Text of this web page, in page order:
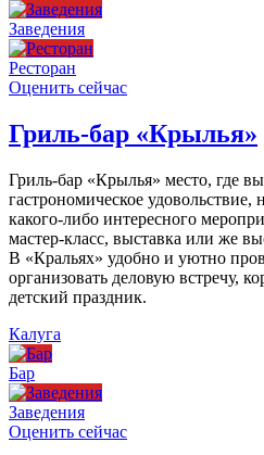
Заведения
Ресторан
Оценить сейчас
Гриль-бар «Крылья»
Гриль-бар «Крылья» место, где
гастрономическое удовольствие,
какого-либо интересного
мастер-класс, выставка или же
В «Кральях» удобно и уютно
организовать деловую встречу,
детский праздник.
Калуга
Бар
Заведения
Оценить сейчас